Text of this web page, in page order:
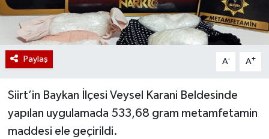
Paylaş A- A+
Siirt’in Baykan İlçesi Veysel Karani Beldesinde
yapılan uygulamada 533,68 gram metamfetamin
maddesi ele geçirildi.